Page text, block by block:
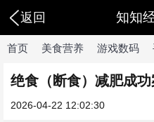
返回 知知
首页 美食营养 游戏数码
绝食（断食）减肥成
2026-04-22 12:02:30